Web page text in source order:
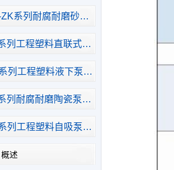
ZK系列耐腐耐磨砂…
列工程塑料直联式…
列工程塑料液下泵…
列耐腐耐磨陶瓷泵…
列工程塑料自吸泵…
述